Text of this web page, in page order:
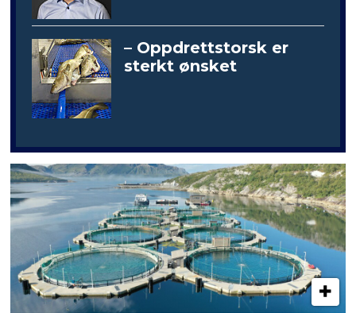
– Oppdrettstorsk er
sterkt ønsket